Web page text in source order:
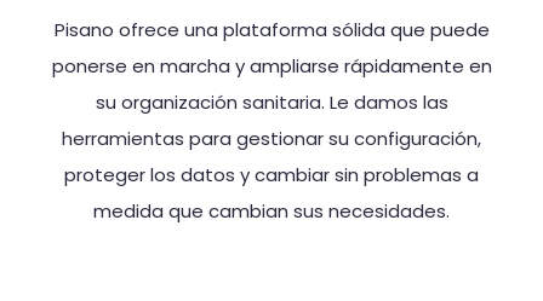
Pisano ofrece una plataforma sólida que puede
ponerse en marcha y ampliarse rápidamente en
su organización sanitaria. Le damos las
herramientas para gestionar su configuración,
proteger los datos y cambiar sin problemas a
medida que cambian sus necesidades.